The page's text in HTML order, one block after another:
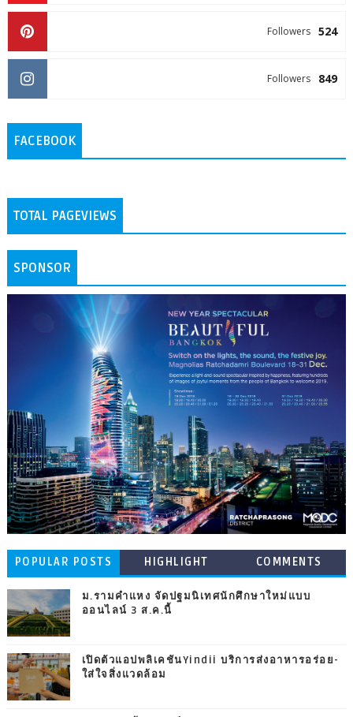
524
Followers
849
Followers
FACEBOOK
TOTAL PAGEVIEWS
SPONSOR
POPULAR POSTS HIGHLIGHT COMMENTS
ม.รามคำแหง จัดปฐมนิเทศนักศึกษาใหม่แบบ
ออนไลน์ 3 ส.ค.นี้
เปิดตัวแอปพลิเคชันYindii บริการส่งอาหารอร่อย-
ใส่ใจสิ่งแวดล้อม